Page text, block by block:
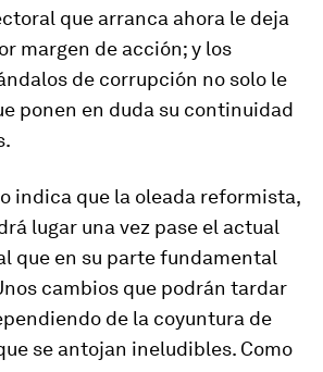
que arranca ahora le deja
margen de acción; y los
de corrupción no solo le
ponen en duda su continuidad
indica que la oleada reformista,
lugar una vez pase el actual
que en su parte fundamental
cambios que podrán tardar
de la coyuntura de
se antojan ineludibles. Como